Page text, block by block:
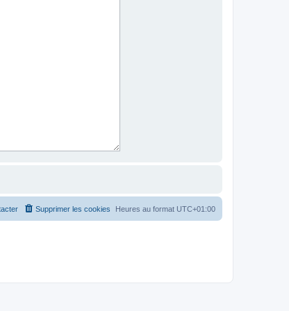
Heures au format UTC+01:00
Supprimer les cookies